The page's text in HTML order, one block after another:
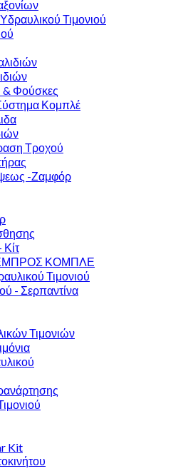
Τιμονιού
& Φούσκες
Κομπλέ
Τροχού
-Ζαμφόρ
ΚΟΜΠΛΕ
Τιμονιού
- Σερπαντίνα
Τιμονιών
Kit